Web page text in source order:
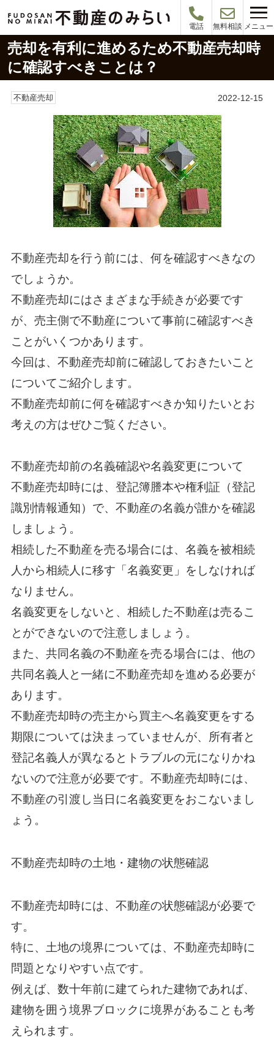
電話 無料相談 メニュー
売却を有利に進めるため不動産売却時
に確認すべきことは？
不動産売却 2022-12-15
不動産売却を行う前には、何を確認すべきなの
でしょうか。
不動産売却にはさまざまな手続きが必要です
が、売主側で不動産について事前に確認すべき
ことがいくつかあります。
今回は、不動産売却前に確認しておきたいこと
についてご紹介します。
不動産売却前に何を確認すべきか知りたいとお
考えの方はぜひご覧ください。
不動産売却前の名義確認や名義変更について
不動産売却時には、登記簿謄本や権利証（登記
識別情報通知）で、不動産の名義が誰かを確認
しましょう。
相続した不動産を売る場合には、名義を被相続
人から相続人に移す「名義変更」をしなければ
なりません。
名義変更をしないと、相続した不動産は売るこ
とができないので注意しましょう。
また、共同名義の不動産を売る場合には、他の
共同名義人と一緒に不動産売却を進める必要が
あります。
不動産売却時の売主から買主へ名義変更をする
期限については決まっていませんが、所有者と
登記名義人が異なるとトラブルの元になりかね
ないので注意が必要です。 不動産売却時には、
不動産の引渡し当日に名義変更をおこないまし
ょう。
不動産売却時の土地・建物の状態確認
不動産売却時には、不動産の状態確認が必要で
す。
特に、土地の境界については、不動産売却時に
問題となりやすい点です。
例えば、数十年前に建てられた建物であれば、
建物を囲う境界ブロックに境界があることも考
えられます。